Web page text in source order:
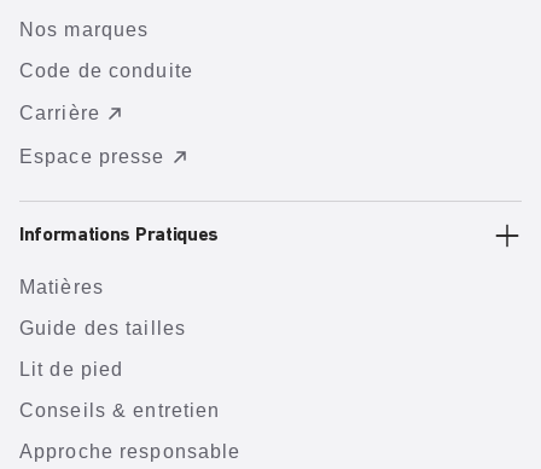
Nos marques
Code de conduite
Carrière
Espace presse
Informations Pratiques
Matières
Guide des tailles
Lit de pied
Conseils & entretien
Approche responsable